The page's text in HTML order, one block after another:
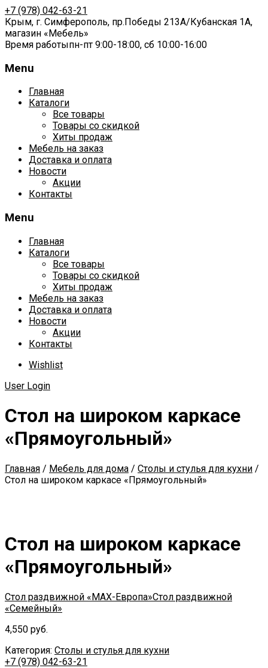
+7 (978) 042-63-21
Крым, г. Симферополь, пр.Победы 213А/Кубанская 1А,
магазин «Мебель»
Время работыпн-пт 9:00-18:00, сб 10:00-16:00
Menu
Skip
Главная
Каталоги
Все товары
Товары со скидкой
Хиты продаж
Мебель на заказ
Доставка и оплата
Новости
Акции
Контакты
Menu
Главная
Каталоги
Все товары
Товары со скидкой
Хиты продаж
Мебель на заказ
Доставка и оплата
Новости
Акции
Контакты
Wishlist
User Login
Стол на широком каркасе
«Прямоугольный»
Главная / Мебель для дома / Столы и стулья для кухни /
Стол на широком каркасе «Прямоугольный»
Стол на широком каркасе
«Прямоугольный»
Стол раздвижной «МАХ-Европа»Стол раздвижной
«Семейный»
4,550 руб.
Категория: Столы и стулья для кухни
+7 (978) 042-63-21